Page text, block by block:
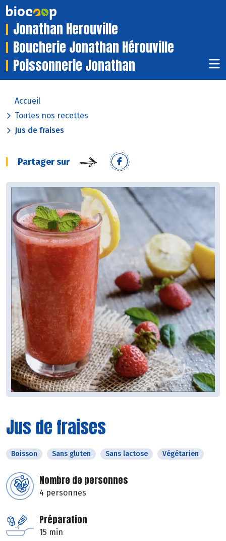
Jonathan Herouville
Boucherie Jonathan Hérouville
Poissonnerie Jonathan
Accueil
Toutes nos recettes
Jus de fraises
Partager sur
Jus de fraises
Boisson Sans gluten Sans lactose Végétarien
Nombre de personnes
4 personnes
Préparation
15 min